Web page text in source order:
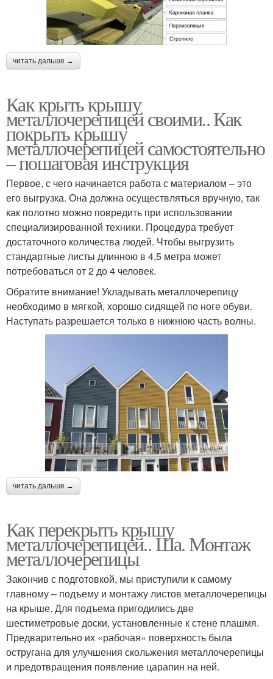
читать дальше →
Как крыть крышу
металлочерепицей своими.. Как
покрыть крышу
металлочерепицей самостоятельно
– пошаговая инструкция
Первое, с чего начинается работа с материалом – это
его выгрузка. Она должна осуществляться вручную, так
как полотно можно повредить при использовании
специализированной техники. Процедура требует
достаточного количества людей. Чтобы выгрузить
стандартные листы длинною в 4,5 метра может
потребоваться от 2 до 4 человек.
Обратите внимание! Укладывать металлочерепицу
необходимо в мягкой, хорошо сидящей по ноге обуви.
Наступать разрешается только в нижнюю часть волны.
читать дальше →
Как перекрыть крышу
металлочерепицей.. Ша. Монтаж
металлочерепицы
Закончив с подготовкой, мы приступили к самому
главному – подъему и монтажу листов металлочерепицы
на крыше. Для подъема пригодились две
шестиметровые доски, установленные к стене плашмя.
Предварительно их «рабочая» поверхность была
остругана для улучшения скольжения металлочерепицы
и предотвращения появление царапин на ней.